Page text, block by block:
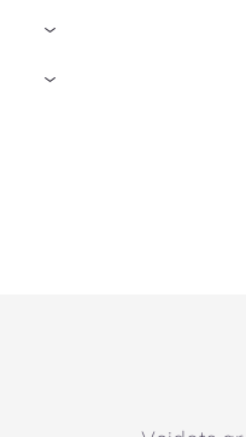
›
›